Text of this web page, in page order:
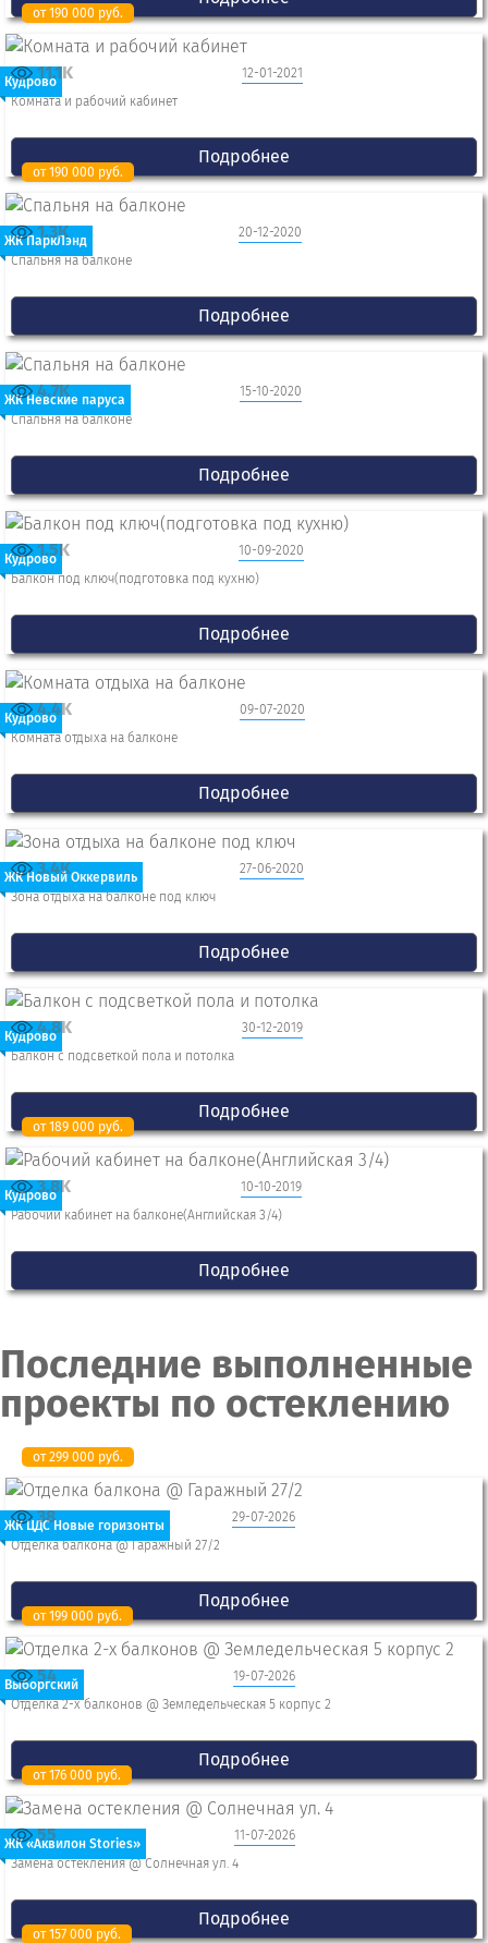
Кудрово
от 190 000 руб.
12-01-2021
11.1K
Комната и рабочий кабинет
Подробнее
ЖК ПаркЛэнд
от 190 000 руб.
20-12-2020
1.3K
Спальня на балконе
Подробнее
ЖК Невские паруса
15-10-2020
4.7K
Спальня на балконе
Подробнее
Кудрово
10-09-2020
1.5K
Балкон под ключ(подготовка под кухню)
Подробнее
Кудрово
09-07-2020
4.4K
Комната отдыха на балконе
Подробнее
ЖК Новый Оккервиль
27-06-2020
3.4K
Зона отдыха на балконе под ключ
Подробнее
Кудрово
30-12-2019
4.8K
Балкон с подсветкой пола и потолка
Подробнее
Кудрово
от 189 000 руб.
10-10-2019
3.8K
Рабочий кабинет на балконе(Английская 3/4)
Подробнее
Последние выполненные
проекты по остеклению
ЖК ЦДС Новые горизонты
от 299 000 руб.
29-07-2026
38
Отделка балкона @ Гаражный 27/2
Подробнее
Выборгский
от 199 000 руб.
19-07-2026
54
Отделка 2-x балконов @ Земледельческая 5 корпус 2
Подробнее
ЖК «Аквилон Stories»
от 176 000 руб.
11-07-2026
55
Замена остекления @ Солнечная ул. 4
Подробнее
от 157 000 руб.